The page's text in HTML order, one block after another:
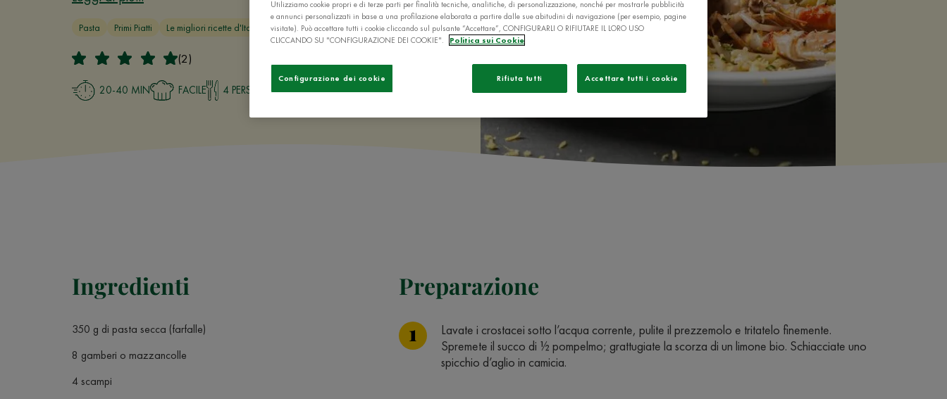
Pasta Primi Piatti Le migliori ricette d'Italia
(2)
20-40 MIN FACILE 4 PERSONE
Ingredienti
350 g di pasta secca (farfalle)
8 gamberi o mazzancolle
4 scampi
Preparazione
Lavate i crostacei sotto l’acqua corrente, pulite il prezzemolo e tritatelo finemente.
Spremete il succo di ½ pompelmo; grattugiate la scorza di un limone bio. Schiacciate uno
spicchio d’aglio in camicia.
Utilizziamo cookie propri e di terze parti per finalità tecniche, analitiche, di personalizzazione, nonché per mostrarle pubblicità
e annunci personalizzati in base a una profilazione elaborata a partire dalle sue abitudini di navigazione (per esempio, pagine
visitate). Può accettare tutti i cookie cliccando sul pulsante “Accettare”, CONFIGURARLI O RIFIUTARE IL LORO USO
CLICCANDO SU "CONFIGURAZIONE DEI COOKIE".
Politica sui Cookie
Rifiuta tutti Accettare tutti i cookie
Configurazione dei cookie